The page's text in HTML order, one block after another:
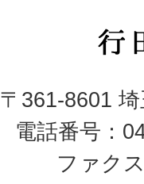
行
市
役
所
〒361-8601
電話番号：
ファク